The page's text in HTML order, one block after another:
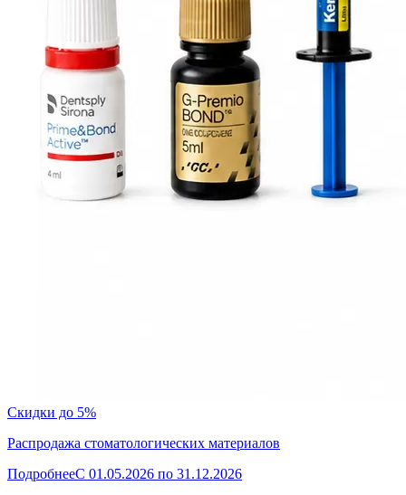
Скидки до 5%
Распродажа стоматологических материалов
ПодробнееC 01.05.2026 по 31.12.2026